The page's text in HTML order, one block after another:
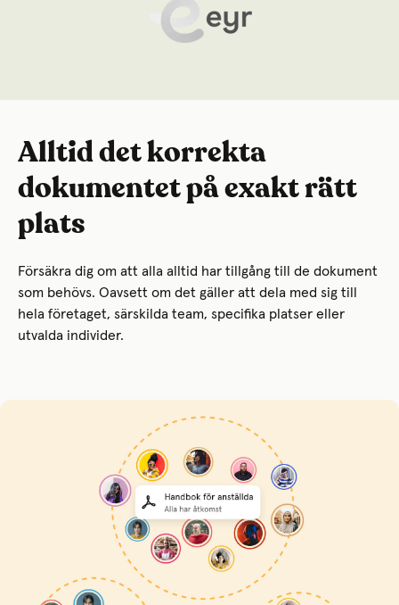
Alltid det korrekta
dokumentet på exakt rätt
plats
Försäkra dig om att alla alltid har tillgång till de dokument
som behövs. Oavsett om det gäller att dela med sig till
hela företaget, särskilda team, specifika platser eller
utvalda individer.